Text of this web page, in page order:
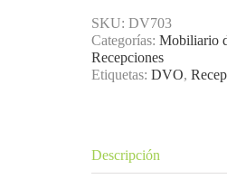
SKU: DV703
Categorías: Mobiliario
Recepciones
Etiquetas: DVO,
Descripción